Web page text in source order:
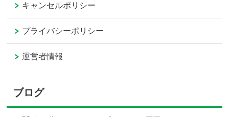
キャンセルポリシー
プライバシーポリシー
運営者情報
ブログ